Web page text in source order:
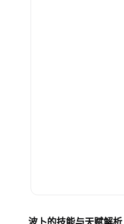
波卜的技能与天赋解析